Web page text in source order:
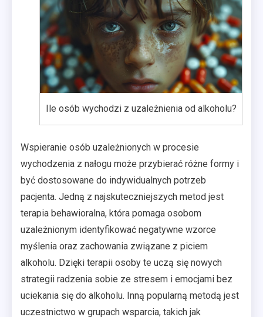
Ile osób wychodzi z uzależnienia od alkoholu?
Wspieranie osób uzależnionych w procesie
wychodzenia z nałogu może przybierać różne formy i
być dostosowane do indywidualnych potrzeb
pacjenta. Jedną z najskuteczniejszych metod jest
terapia behawioralna, która pomaga osobom
uzależnionym identyfikować negatywne wzorce
myślenia oraz zachowania związane z piciem
alkoholu. Dzięki terapii osoby te uczą się nowych
strategii radzenia sobie ze stresem i emocjami bez
uciekania się do alkoholu. Inną popularną metodą jest
uczestnictwo w grupach wsparcia, takich jak